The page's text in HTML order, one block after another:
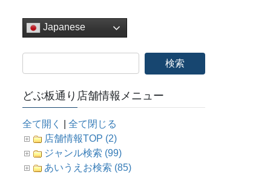
Japanese
どぶ板通り店舗情報メニュー
全て開く |全て閉じる
店舗情報TOP (2)
ジャンル検索 (99)
あいうえお検索 (85)